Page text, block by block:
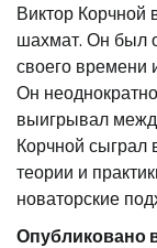
Виктор Корчной
шахмат. Он был
своего времени
Он
выигрывал
Корчной сыграл
теории и
новаторские
Опубликовано